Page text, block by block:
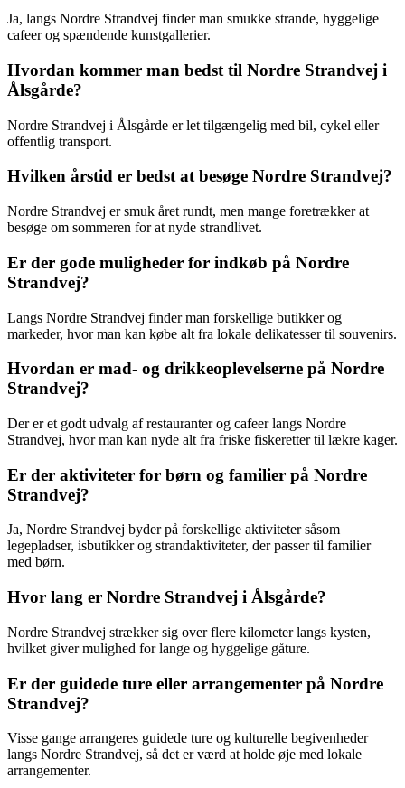
Ja, langs Nordre Strandvej finder man smukke strande, hyggelige
cafeer og spændende kunstgallerier.
Hvordan kommer man bedst til Nordre Strandvej i
Ålsgårde?
Nordre Strandvej i Ålsgårde er let tilgængelig med bil, cykel eller
offentlig transport.
Hvilken årstid er bedst at besøge Nordre Strandvej?
Nordre Strandvej er smuk året rundt, men mange foretrækker at
besøge om sommeren for at nyde strandlivet.
Er der gode muligheder for indkøb på Nordre
Strandvej?
Langs Nordre Strandvej finder man forskellige butikker og
markeder, hvor man kan købe alt fra lokale delikatesser til souvenirs.
Hvordan er mad- og drikkeoplevelserne på Nordre
Strandvej?
Der er et godt udvalg af restauranter og cafeer langs Nordre
Strandvej, hvor man kan nyde alt fra friske fiskeretter til lækre kager.
Er der aktiviteter for børn og familier på Nordre
Strandvej?
Ja, Nordre Strandvej byder på forskellige aktiviteter såsom
legepladser, isbutikker og strandaktiviteter, der passer til familier
med børn.
Hvor lang er Nordre Strandvej i Ålsgårde?
Nordre Strandvej strækker sig over flere kilometer langs kysten,
hvilket giver mulighed for lange og hyggelige gåture.
Er der guidede ture eller arrangementer på Nordre
Strandvej?
Visse gange arrangeres guidede ture og kulturelle begivenheder
langs Nordre Strandvej, så det er værd at holde øje med lokale
arrangementer.